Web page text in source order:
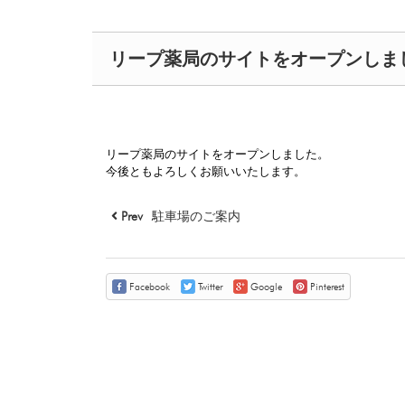
リープ薬局のサイトをオープンしま
リープ薬局のサイトをオープンしました。
今後ともよろしくお願いいたします。
Prev 駐車場のご案内
Facebook Twitter Google Pinterest